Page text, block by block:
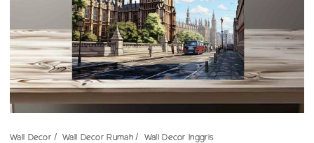
Wall Decor Wall Decor Rumah Wall Decor Inggris